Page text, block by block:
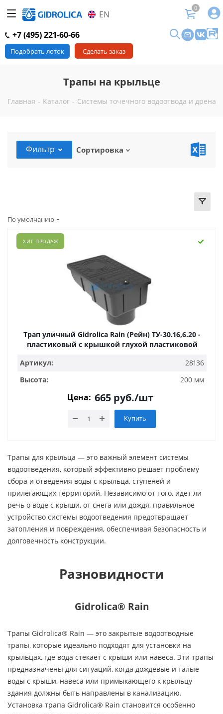
EN
0
+7 (495) 221-60-66
Подобрать лоток Сделать заказ
Трапы на крыльце
Главная - Каталог - Системы точечного водоотвода и
Фильтр Сортировка
По умолчанию
ХИТ ПРОДАЖ
Трап уличный Gidrolica Rain (Рейн) ТУ-30.16,6.20 -
пластиковый с крышкой глухой пластиковой
Артикул:
28136
Высота:
200 мм
Цена: 665 руб./шт
Купить
Трапы для крыльца — это важный элемент системы
водоотведения, который эффективно решает проблему
сбора и отведения воды с крыльца, ступеней и
прилегающих территорий. Независимо от того, идет ли
речь о воде с крыши, от снега или дождя, правильное
устройство системы водоотведения предотвращает
затопления и повреждения, обеспечивая безопасность и
долговечность конструкции.
Разновидности
Gidrolica® Rain
Трапы Gidrolica® Rain — это закрытые водоотводные
трапы, которые идеально подходят для установки на
крыльцах, где вода стекает с крыши или навеса. Эти трапы
предназначены для ситуаций, когда дождевые и талые
воды с крыши, навеса или примыкающего к крыльцу
здания должны быть направлены в канализацию.
Установка трапа Gidrolica® Rain становится особенно